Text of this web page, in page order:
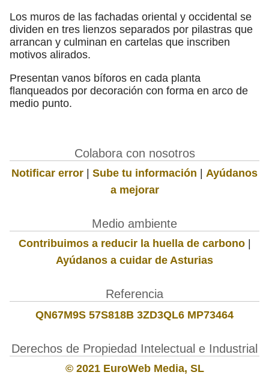
Los muros de las fachadas oriental y occidental se
dividen en tres lienzos separados por pilastras que
arrancan y culminan en cartelas que inscriben
motivos alirados.
Presentan vanos bíforos en cada planta
flanqueados por decoración con forma en arco de
medio punto.
Colabora con nosotros
Notificar error | Sube tu información | Ayúdanos
a mejorar
Medio ambiente
Contribuimos a reducir la huella de carbono|
Ayúdanos a cuidar de Asturias
Referencia
QN67M9S 57S818B 3ZD3QL6 MP73464
Derechos de Propiedad Intelectual e Industrial
© 2021 EuroWeb Media, SL